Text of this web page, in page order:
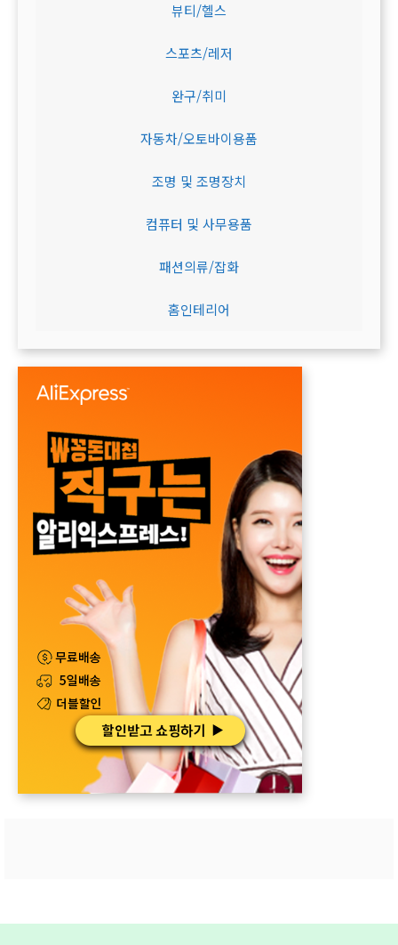
뷰티/헬스
스포츠/레저
완구/취미
자동차/오토바이용품
조명 및 조명장치
컴퓨터 및 사무용품
패션의류/잡화
홈인테리어